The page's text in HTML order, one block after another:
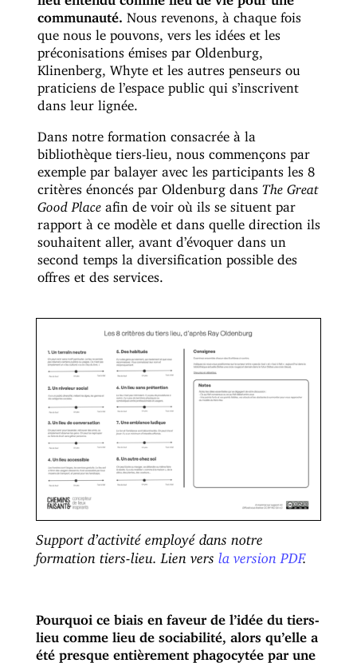
communauté. Nous revenons, à chaque fois
que nous le pouvons, vers les idées et les
préconisations émises par Oldenburg,
Klinenberg, Whyte et les autres penseurs ou
praticiens de l’espace public qui s’inscrivent
dans leur lignée.
Dans notre formation consacrée à la
bibliothèque tiers-lieu, nous commençons par
exemple par balayer avec les participants les 8
critères énoncés par Oldenburg dans The Great
Good Place
afin de voir où ils se situent par
rapport à ce modèle et dans quelle direction ils
souhaitent aller, avant d’évoquer dans un
second temps la diversification possible des
offres et des services.
Support d’activité employé dans notre
formation tiers-lieu. Lien vers la version PDF.
Pourquoi ce biais en faveur de l’idée du tiers-
lieu comme lieu de sociabilité, alors qu’elle a
été presque entièrement phagocytée par une